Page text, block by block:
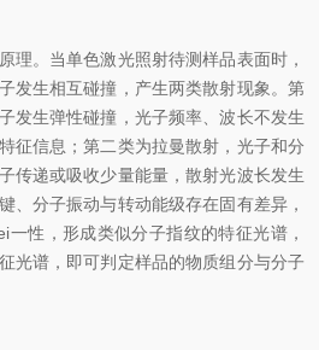
。当单色激光照射待测样品表面时，
发生相互碰撞，产生两类散射现象。第
发生弹性碰撞，光子频率、波长不发生
征信息；第二类为拉曼散射，光子和分
传递或吸收少量能量，散射光波长发生
、分子振动与转动能级存在固有差异，
一性，形成类似分子指纹的特征光谱，
光谱，即可判定样品的物质组分与分子